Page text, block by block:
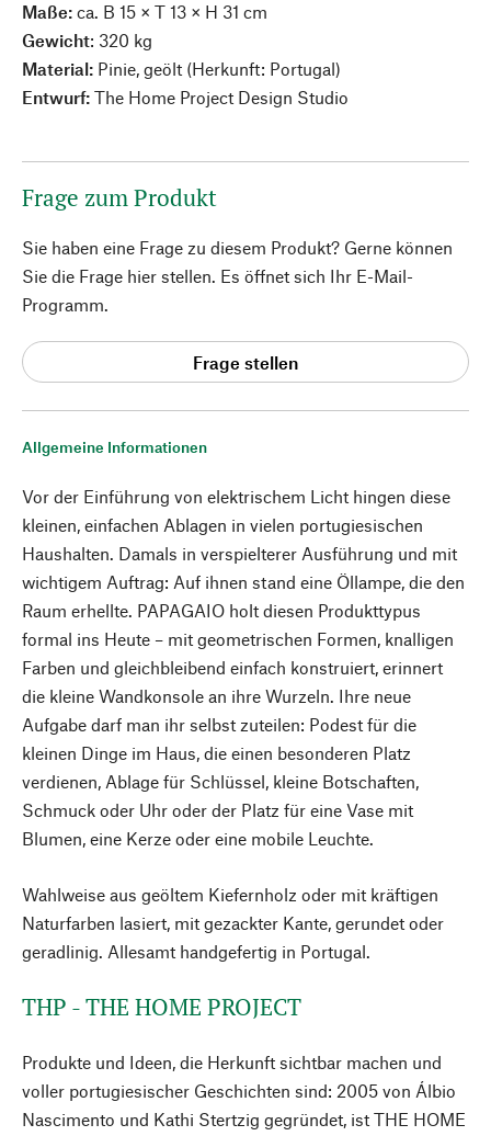
Allgemeine Informationen
Vor der Einführung von elektrischem Licht hingen diese
kleinen, einfachen Ablagen in vielen portugiesischen
Haushalten. Damals in verspielterer Ausführung und mit
wichtigem Auftrag: Auf ihnen stand eine Öllampe, die den
Raum erhellte. PAPAGAIO holt diesen Produkttypus
formal ins Heute – mit geometrischen Formen, knalligen
Farben und gleichbleibend einfach konstruiert, erinnert
die kleine Wandkonsole an ihre Wurzeln. Ihre neue
Aufgabe darf man ihr selbst zuteilen: Podest für die
kleinen Dinge im Haus, die einen besonderen Platz
verdienen, Ablage für Schlüssel, kleine Botschaften,
Schmuck oder Uhr oder der Platz für eine Vase mit
Blumen, eine Kerze oder eine mobile Leuchte.
Wahlweise aus geöltem Kiefernholz oder mit kräftigen
Naturfarben lasiert, mit gezackter Kante, gerundet oder
geradlinig. Allesamt handgefertig in Portugal.
THP - THE HOME PROJECT
Produkte und Ideen, die Herkunft sichtbar machen und
voller portugiesischer Geschichten sind: 2005 von Álbio
Nascimento und Kathi Stertzig gegründet, ist THE HOME
Maße: ca. B 15 × T 13 × H 31 cm
Gewicht: 320 kg
Material: Pinie, geölt (Herkunft: Portugal)
Entwurf: The Home Project Design Studio
Frage zum Produkt
Sie haben eine Frage zu diesem Produkt? Gerne können
Sie die Frage hier stellen. Es öffnet sich Ihr E-Mail-
Programm.
Frage stellen